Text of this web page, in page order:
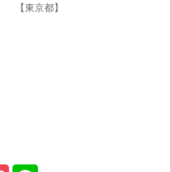
【東京都】